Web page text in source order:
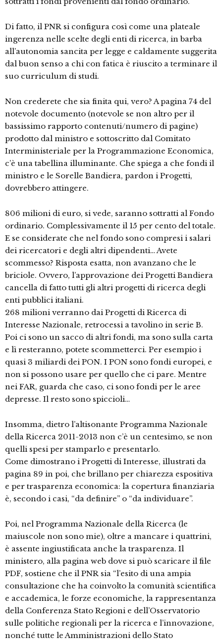
Di fatto, il PNR si configura così come una plateale
ingerenza nelle scelte degli enti di ricerca, in barba
all’autonomia sancita per legge e caldamente suggerita
dal buon senso a chi con fatica è riuscito a terminare il
suo curriculum di studi.
Non crederete che sia finita qui, vero? A pagina 74 del
notevole documento (notevole se non altro per il
bassissimo rapporto contenuti/numero di pagine)
prodotto dal ministro e sottoscritto dal Comitato
Interministeriale per la Programmazione Economica,
c’è una tabellina illuminante. Che spiega a che fondi il
ministro e le Sorelle Bandiera, pardon i Progetti,
dovrebbero attingere.
806 milioni di euro, si vede, saranno sottratti al Fondo
ordinario. Complessivamente il 15 per cento del totale.
E se considerate che nel fondo sono compresi i salari
dei ricercatori e degli altri dipendenti… Avete
scommesso? Risposta esatta, non avanzano che le
briciole. Ovvero, l’approvazione dei Progetti Bandiera
cancella di fatto tutti gli altri progetti di ricerca degli
enti pubblici italiani.
268 milioni verranno dai Progetti di Ricerca di
Interesse Nazionale, retrocessi a tavolino in serie B.
Poi ci sono un sacco di altri fondi, ma sono sulla carta
e lì resteranno, potete scommetterci. Per esempio i
quasi 3 miliardi dei PON. I PON sono fondi europei, e
non si possono usare per quello che ci pare. Mentre
nei FAR, guarda che caso, ci sono fondi per le aree
depresse. Il resto sono spiccioli…
Insomma, dietro l’altisonante Programma Nazionale
della Ricerca 2011-2013 non c’è un centesimo, se non
quelli spesi per stamparlo e presentarlo.
Come dimostrano i Progetti di Interesse, illustrati da
pagina 89 in poi, che brillano per chiarezza espositiva
e per trasparenza economica: la copertura finanziaria
è, secondo i casi, “da definire” o “da individuare”.
Poi, nel Programma Nazionale della Ricerca (le
maiuscole non sono mie), oltre a mancare i quattrini,
è assente ingiustificata anche la trasparenza. Il
ministero, alla pagina web dove si può scaricare il file
PDF, sostiene che il PNR sia “l’esito di una ampia
consultazione che ha coinvolto la comunità scientifica
e accademica, le forze economiche, la rappresentanza
della Conferenza Stato Regioni e dell’Osservatorio
sulle politiche regionali per la ricerca e l’innovazione,
nonché tutte le Amministrazioni dello Stato